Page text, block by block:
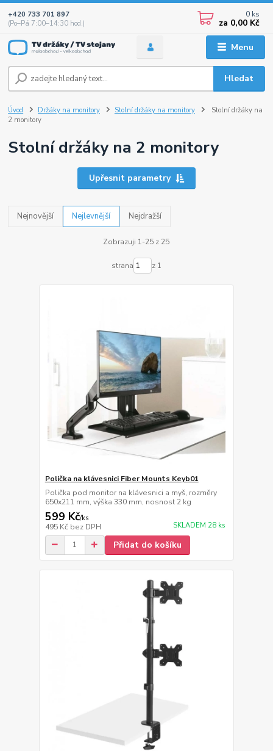
Menu
Hledat
+420 733 701 897
(Po–Pá 7:00–14:30 hod.)
0 ks
za 0,00 Kč
Úvod Držáky na monitory Stolní držáky na monitory
Stolní držáky na
2 monitory
Stolní držáky na 2 monitory
Upřesnit parametry
Nejnovější Nejlevnější Nejdražší
Zobrazuji 1-25 z 25
strana z 1
Polička na klávesnici Fiber Mounts Keyb01
Polička pod monitor na klávesnici a myš, rozměry
650x211 mm, výška 330 mm, nosnost 2 kg
599 Kč/ks
495 Kč bez DPH SKLADEM 28 ks
Přidat do košíku